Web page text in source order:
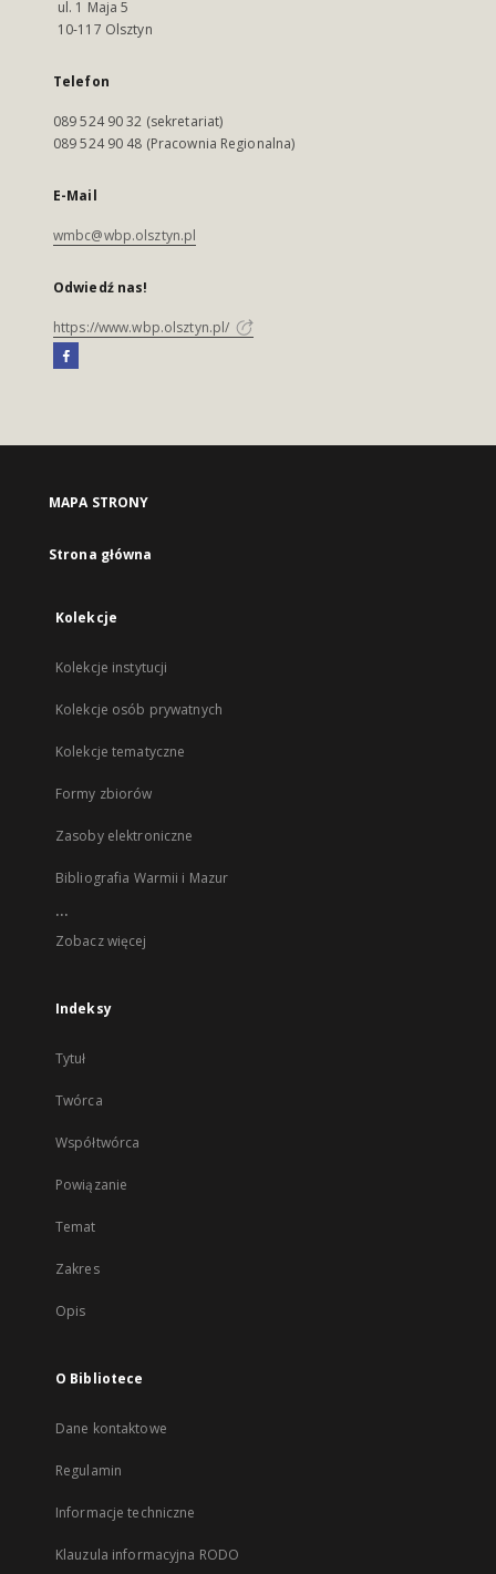
ul. 1 Maja 5
10-117 Olsztyn
Telefon
089 524 90 32 (sekretariat)
089 524 90 48 (Pracownia Regionalna)
E-Mail
wmbc@wbp.olsztyn.pl
Odwiedź nas!
https://www.wbp.olsztyn.pl/
MAPA STRONY
Strona główna
Kolekcje
Kolekcje instytucji
Kolekcje osób prywatnych
Kolekcje tematyczne
Formy zbiorów
Zasoby elektroniczne
Bibliografia Warmii i Mazur
...
Zobacz więcej
Indeksy
Tytuł
Twórca
Współtwórca
Powiązanie
Temat
Zakres
Opis
O Bibliotece
Dane kontaktowe
Regulamin
Informacje techniczne
Klauzula informacyjna RODO